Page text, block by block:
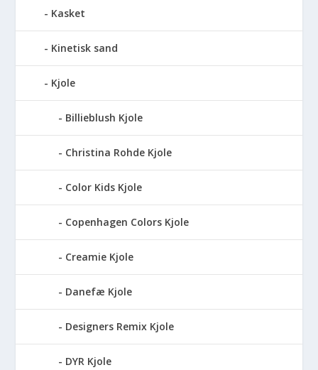
Kasket
Kinetisk sand
Kjole
Billieblush Kjole
Christina Rohde Kjole
Color Kids Kjole
Copenhagen Colors Kjole
Creamie Kjole
Danefæ Kjole
Designers Remix Kjole
DYR Kjole